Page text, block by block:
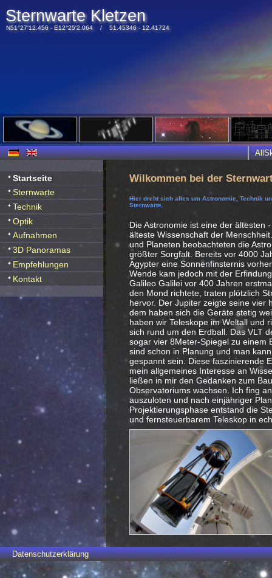
Sternwarte Kletzen
N51°27'12.456 - E12°25'2.064 / 51.45346 - 12.41724
Startseite
Sternwarte
Technik
Optik
Aufnahmen
3D Panoramas
Empfehlungen
Kontakt
Wilkommen bei der
Hier dreht sich alles um Astronomie, Technik
Sternwarte.
Die Astronomie ist eine der ältesten
älteste Wissenschaft der
und Planeten beobachteten die
größter Sorgfalt. Bereits vor 4000
Ägypter eine Sonnenfinsternis
Wende kam jedoch mit der
Galileo Galilei vor 400 Jahren
den Mond richtete, traten plötzlich
hervor. Der Jupiter zeigte seine vier
dem haben sich die Geräte stetig
haben wir Teleskope im Weltall und
sich rund um den Erdball. Das VLT
sogar vier 8Meter-Spiegel zu einem
sind schon in Planung und man
gespannt sein. Diese faszinierende
mein allgemeines Interesse an
ließen in mir den Gedanken zum
Observatoriums wachsen. Ich fing
auszuloten und nach einjähriger
Projektierungsphase entstand die
und fernsteuerbarem Teleskop in
Datenschutzerklärung